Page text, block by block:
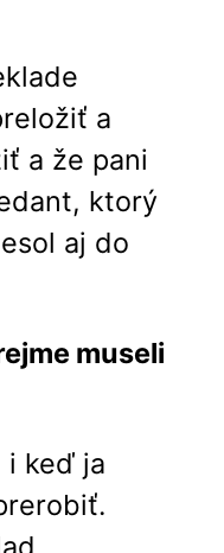
a
a že pani
ktorý
aj do
museli
i keď ja